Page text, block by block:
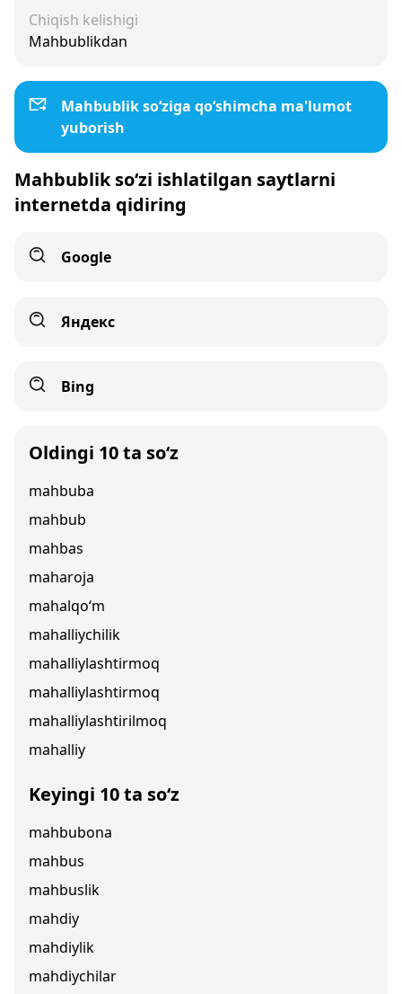
Chiqish kelishigi
Mahbublikdan
Mahbublik so‘ziga qo‘shimcha ma'lumot
yuborish
Mahbublik so‘zi ishlatilgan saytlarni
internetda qidiring
Google
Яндекс
Bing
Oldingi 10 ta so‘z
mahbuba
mahbub
mahbas
maharoja
mahalqo‘m
mahalliychilik
mahalliylashtirmoq
mahalliylashtirmoq
mahalliylashtirilmoq
mahalliy
Keyingi 10 ta so‘z
mahbubona
mahbus
mahbuslik
mahdiy
mahdiylik
mahdiychilar